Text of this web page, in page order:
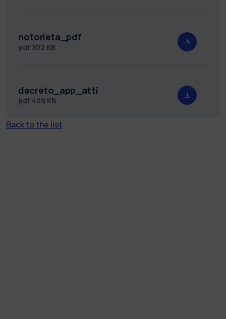
notorieta_pdf
pdf 302 KB
decreto_app_atti
pdf 409 KB
Back to the list